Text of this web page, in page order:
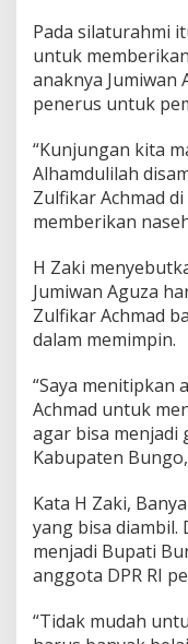
Pada silaturahmi
untuk
anaknya Jumiwan
penerus untuk
“Kunjungan kita
Alhamdulilah
Zulfikar Achmad
memberikan
H Zaki
Jumiwan Aguza
Zulfikar Achmad
dalam memimpin.
“Saya menitipkan
Achmad untuk
agar bisa menjadi
Kabupaten
Kata H Zaki,
yang bisa diambil.
menjadi Bupati
anggota DPR RI
“Tidak mudah